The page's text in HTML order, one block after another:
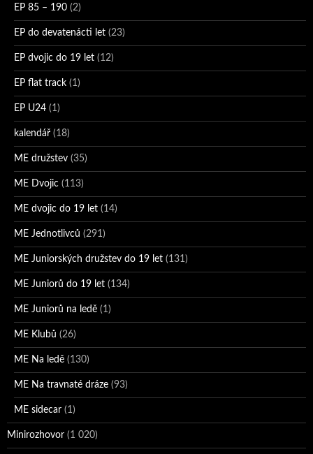
EP 85 – 190 (2)
EP do devatenácti let (23)
EP dvojic do 19 let (12)
EP flat track (1)
EP U24 (1)
kalendář (18)
ME družstev (35)
ME Dvojic (113)
ME dvojic do 19 let (14)
ME Jednotlivců (291)
ME Juniorských družstev do 19 let (131)
ME Juniorů do 19 let (134)
ME Juniorů na ledě (1)
ME Klubů (26)
ME Na ledě (130)
ME Na travnaté dráze (93)
ME sidecar (1)
Minirozhovor (1 020)